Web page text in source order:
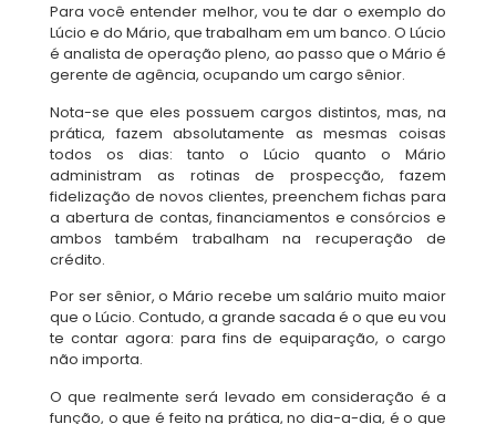
Para você entender melhor, vou te dar o exemplo do
Lúcio e do Mário, que trabalham em um banco. O Lúcio
é analista de operação pleno, ao passo que o Mário é
gerente de agência, ocupando um cargo sênior.
Nota-se que eles possuem cargos distintos, mas, na
prática, fazem absolutamente as mesmas coisas
todos os dias: tanto o Lúcio quanto o Mário
administram as rotinas de prospecção, fazem
fidelização de novos clientes, preenchem fichas para
a abertura de contas, financiamentos e consórcios e
ambos também trabalham na recuperação de
crédito.
Por ser sênior, o Mário recebe um salário muito maior
que o Lúcio. Contudo, a grande sacada é o que eu vou
te contar agora: para fins de equiparação, o cargo
não importa.
O que realmente será levado em consideração é a
função, o que é feito na prática, no dia-a-dia, é o que